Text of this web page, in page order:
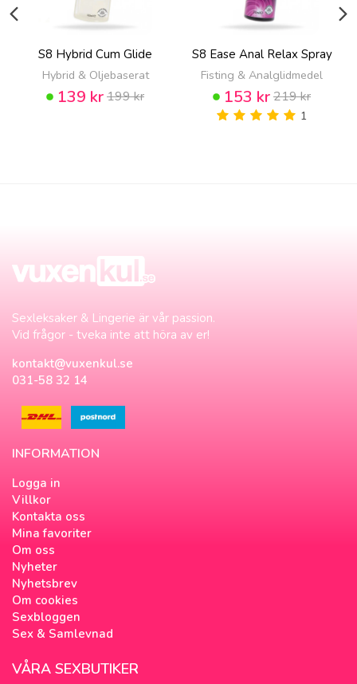
S8 Hybrid Cum Glide
Hybrid & Oljebaserat
139 kr199 kr
S8 Ease Anal Relax Spray
Fisting & Analglidmedel
153 kr219 kr
1
Sexleksaker & Lingerie är vår passion.
Vid frågor - tveka inte att höra av er!
kontakt@vuxenkul.se
031-58 32 14
INFORMATION
Logga in
Villkor
Kontakta oss
Mina favoriter
Om oss
Nyheter
Nyhetsbrev
Om cookies
Sexbloggen
Sex & Samlevnad
VÅRA SEXBUTIKER